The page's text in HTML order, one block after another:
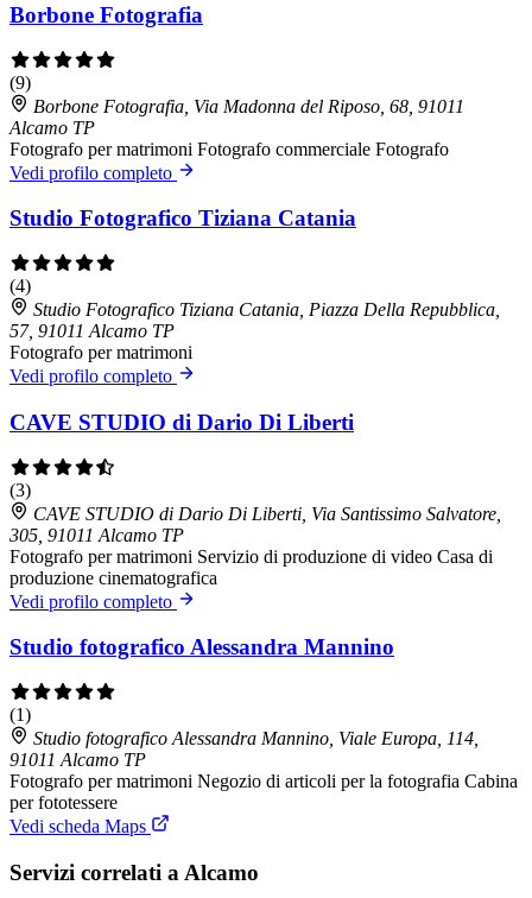
Borbone Fotografia
(9)
Borbone Fotografia, Via Madonna del Riposo, 68, 91011
Alcamo TP
Fotografo per matrimoni Fotografo commerciale Fotografo
Vedi profilo completo
Studio Fotografico Tiziana Catania
(4)
Studio Fotografico Tiziana Catania, Piazza Della Repubblica,
57, 91011 Alcamo TP
Fotografo per matrimoni
Vedi profilo completo
CAVE STUDIO di Dario Di Liberti
(3)
CAVE STUDIO di Dario Di Liberti, Via Santissimo Salvatore,
305, 91011 Alcamo TP
Fotografo per matrimoni Servizio di produzione di video Casa di
produzione cinematografica
Vedi profilo completo
Studio fotografico Alessandra Mannino
(1)
Studio fotografico Alessandra Mannino, Viale Europa, 114,
91011 Alcamo TP
Fotografo per matrimoni Negozio di articoli per la fotografia Cabina
per fototessere
Vedi scheda Maps
Servizi correlati a Alcamo